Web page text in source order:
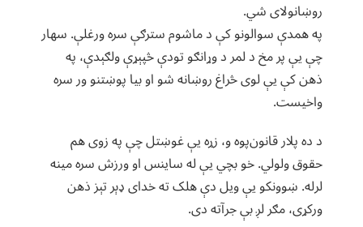
روښانولای شي.
په همدې سوالونو کې د ماشوم سترګې سره ورغلې. سهار
چې یې پر مخ د لمر د وړانګو تودې څپېړې ولګېدې، په
ذهن کې یې لوی څراغ روښانه شو او بیا پوښتنو ور سره
واخیست.
د ده پلار قانون‌پوه و، زړه یې غوښتل چې په زوی هم
حقوق ولولي. خو بچي یې له ساینس او ورزش سره مینه
لرله. ښوونکو یې ویل دې هلک ته خدای ډېر تېز ذهن
ورکړی، مګر لږ بې جرآته دی.